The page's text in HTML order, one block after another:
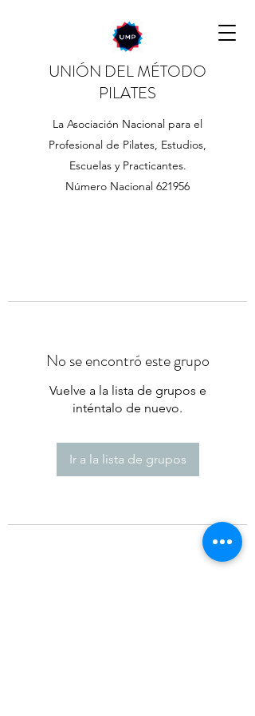
UNIÓN DEL MÉTODO
PILATES
La Asociación Nacional para el
Profesional de Pilates, Estudios,
Escuelas y Practicantes.
Número Nacional 621956
No se encontró este grupo
Vuelve a la lista de grupos e
inténtalo de nuevo.
Ir a la lista de grupos